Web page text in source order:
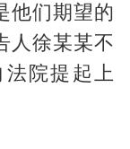
他们期望的
人徐某某不
院提起上